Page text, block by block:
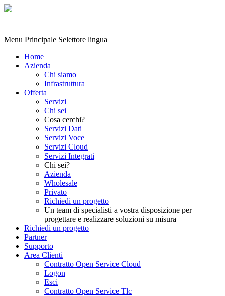
Menu Principale Selettore lingua
Home
Azienda
Chi siamo
Infrastruttura
Offerta
Servizi
Chi sei
Cosa cerchi?
Servizi Dati
Servizi Voce
Servizi Cloud
Servizi Integrati
Chi sei?
Azienda
Wholesale
Privato
Richiedi un progetto
Un team di specialisti a vostra disposizione per
progettare e realizzare soluzioni su misura
Richiedi un progetto
Partner
Supporto
Area Clienti
Contratto Open Service Cloud
Logon
Esci
Contratto Open Service Tlc